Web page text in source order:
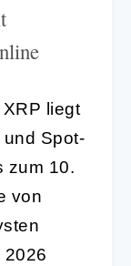
liegt
Spot-
zum 10.
von
2026